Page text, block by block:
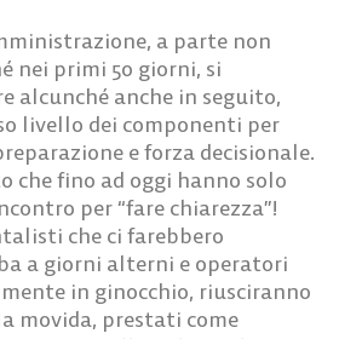
a parte non
nei primi 50 giorni, si
alcunché anche in seguito,
livello dei componenti per
e forza decisionale.
che fino ad oggi hanno solo
per “fare chiarezza”!
che ci farebbero
a giorni alterni e operatori
in ginocchio, riusciranno
movida, prestati come